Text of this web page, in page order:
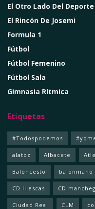
El Otro Lado Del Deporte
El Rincón De Josemi
Formula 1
Fútbol
Fútbol Femenino
Fútbol Sala
Gimnasia Rítmica
Etiquetas
#Todospodemos
alatoz Albacete
Baloncesto balonmano
CD Illescas CD
Ciudad Real CLM